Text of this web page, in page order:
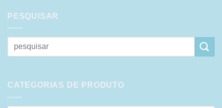
PESQUISAR
Pesquisar
por:
CATEGORIAS DE PRODUTO